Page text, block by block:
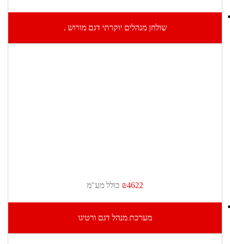
שולחן מנהלים יוקרתי דגם מורוש .
מערכת מנהל דגם ורטיגו
₪4622 כולל מע"מ